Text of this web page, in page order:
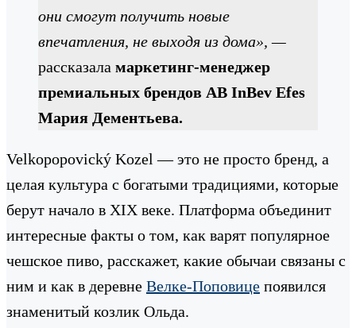
они смогут получить новые
впечатления, не выходя из дома», —
рассказала маркетинг-менеджер
премиальных брендов AB InBev Efes
Мария Дементьева.
Velkopopovický Kozel — это не просто бренд, а
целая культура с богатыми традициями, которые
берут начало в XIX веке. Платформа объединит
интересные факты о том, как варят популярное
чешское пиво, расскажет, какие обычаи связаны с
ним и как в деревне Велке-Поповице появился
знаменитый козлик Ольда.